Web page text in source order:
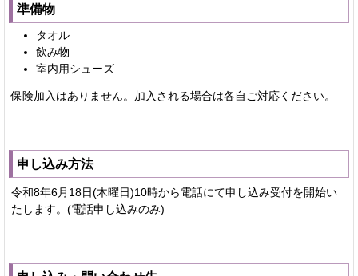
準備物
タオル
飲み物
室内用シューズ
保険加入はありません。加入される場合は各自ご対応ください。
申し込み方法
令和8年6月18日(木曜日)10時から電話にて申し込み受付を開始い
たします。(電話申し込みのみ)